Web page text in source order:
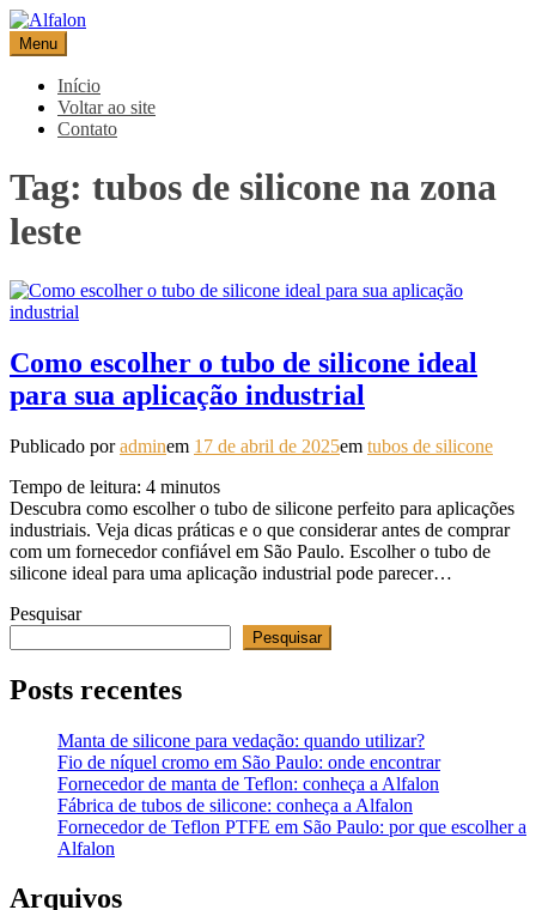
Pular
para
o
conteúdo
Alfalon
comércio e serviços pertinentes aos produtos de embalagens
Menu
Início
Voltar ao site
Contato
Tag: tubos de silicone na zona
leste
Como escolher o tubo de silicone ideal
para sua aplicação industrial
Publicado poradminem 17 de abril de 2025em tubos de silicone
Tempo de leitura: 4 minutos
Descubra como escolher o tubo de silicone perfeito para aplicações
industriais. Veja dicas práticas e o que considerar antes de comprar
com um fornecedor confiável em São Paulo. Escolher o tubo de
silicone ideal para uma aplicação industrial pode parecer…
Pesquisar
Pesquisar
Posts recentes
Manta de silicone para vedação: quando utilizar?
Fio de níquel cromo em São Paulo: onde encontrar
Fornecedor de manta de Teflon: conheça a Alfalon
Fábrica de tubos de silicone: conheça a Alfalon
Fornecedor de Teflon PTFE em São Paulo: por que escolher a
Alfalon
Arquivos